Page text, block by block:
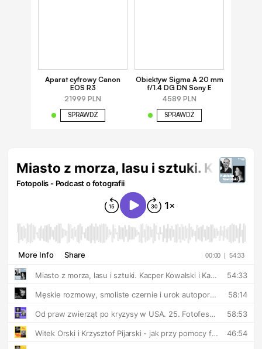
Aparat cyfrowy Canon
EOS R3
21999 PLN
SPRAWDŹ
Obiektyw Sigma A 20 mm
f/1.4 DG DN Sony E
4589 PLN
SPRAWDŹ